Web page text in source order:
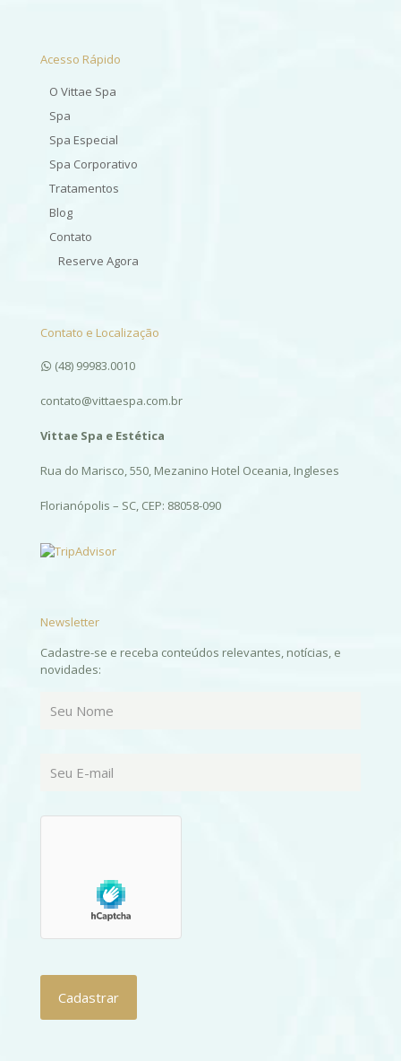
Acesso Rápido
O Vittae Spa
Spa
Spa Especial
Spa Corporativo
Tratamentos
Blog
Contato
Reserve Agora
Contato e Localização
(48) 99983.0010
contato@vittaespa.com.br
Vittae Spa e Estética
Rua do Marisco, 550, Mezanino Hotel Oceania, Ingleses
Florianópolis – SC, CEP: 88058-090
Newsletter
Cadastre-se e receba conteúdos relevantes, notícias, e
novidades: